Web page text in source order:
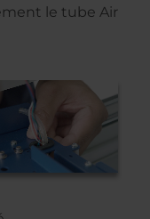
le tube Air